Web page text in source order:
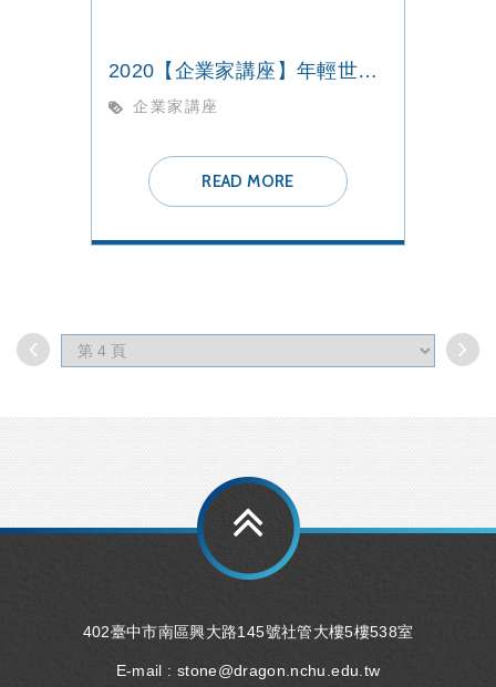
2020【企業家講座】年輕世代 創新接棒
企業家講座
READ MORE
402臺中市南區興大路145號社管大樓5樓538室
E-mail : stone@dragon.nchu.edu.tw